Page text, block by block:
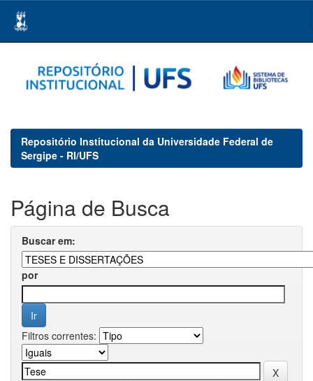
navigation
Repositório Institucional da Universidade Federal de
Sergipe - RI/UFS
Página de Busca
Buscar em:
por
Filtros correntes: